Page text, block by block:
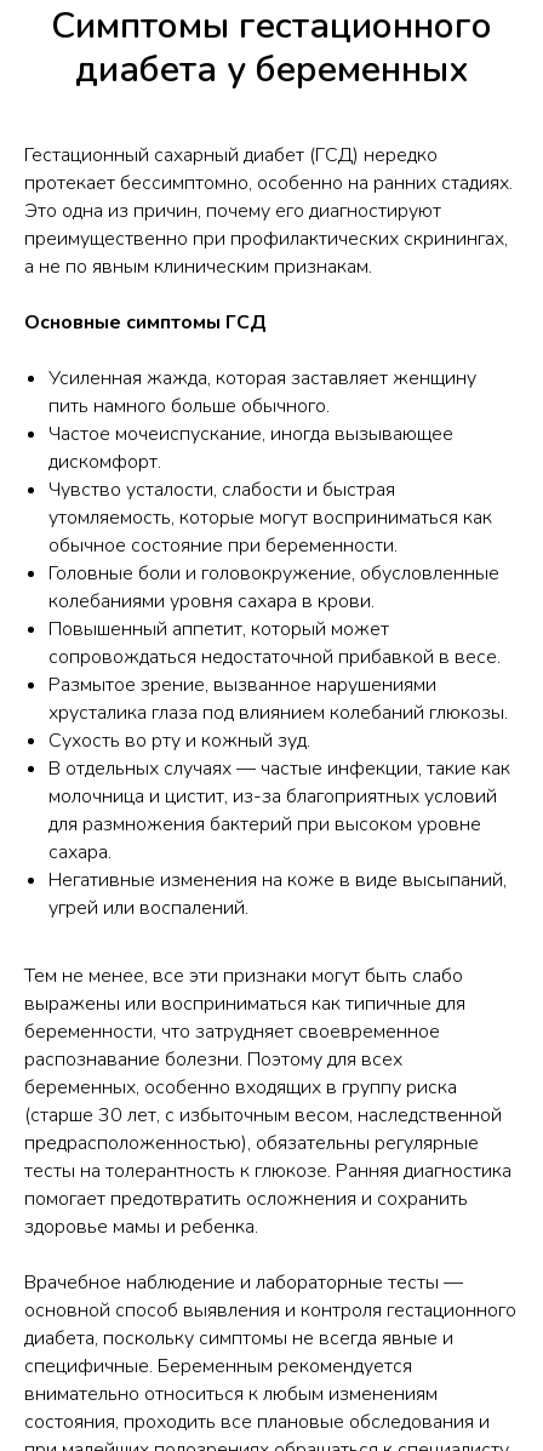
Симптомы гестационного
диабета у беременных
Гестационный сахарный диабет (ГСД) нередко
протекает бессимптомно, особенно на ранних стадиях.
Это одна из причин, почему его диагностируют
преимущественно при профилактических скринингах,
а не по явным клиническим признакам.
Основные симптомы ГСД
Усиленная жажда, которая заставляет женщину
пить намного больше обычного.
Частое мочеиспускание, иногда вызывающее
дискомфорт.
Чувство усталости, слабости и быстрая
утомляемость, которые могут восприниматься как
обычное состояние при беременности.
Головные боли и головокружение, обусловленные
колебаниями уровня сахара в крови.
Повышенный аппетит, который может
сопровождаться недостаточной прибавкой в весе.
Размытое зрение, вызванное нарушениями
хрусталика глаза под влиянием колебаний глюкозы.
Сухость во рту и кожный зуд.
В отдельных случаях — частые инфекции, такие как
молочница и цистит, из-за благоприятных условий
для размножения бактерий при высоком уровне
сахара.
Негативные изменения на коже в виде высыпаний,
угрей или воспалений.
Тем не менее, все эти признаки могут быть слабо
выражены или восприниматься как типичные для
беременности, что затрудняет своевременное
распознавание болезни. Поэтому для всех
беременных, особенно входящих в группу риска
(старше 30 лет, с избыточным весом, наследственной
предрасположенностью), обязательны регулярные
тесты на толерантность к глюкозе. Ранняя диагностика
помогает предотвратить осложнения и сохранить
здоровье мамы и ребенка.​
Врачебное наблюдение и лабораторные тесты —
основной способ выявления и контроля гестационного
диабета, поскольку симптомы не всегда явные и
специфичные. Беременным рекомендуется
внимательно относиться к любым изменениям
состояния, проходить все плановые обследования и